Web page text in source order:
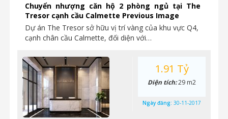
Chuyển nhượng căn hộ 2 phòng ngủ tại The
Tresor cạnh cầu Calmette Previous Image
Dự án The Tresor sở hữu vị trí vàng của khu vực Q4,
cạnh chân cầu Calmette, đối diện với…
1.91 Tỷ
Diện tích:29 m2
Ngày đăng: 30-11-2017